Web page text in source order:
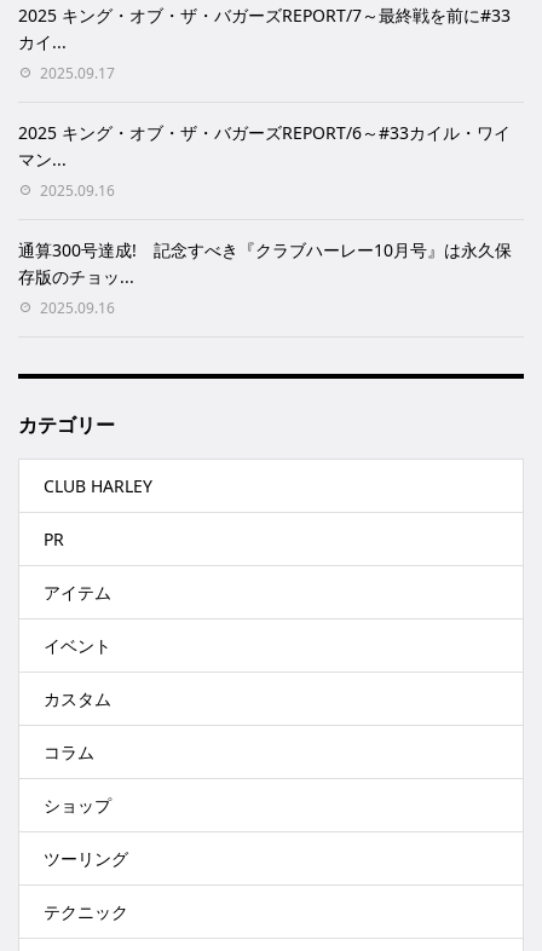
2025 キング・オブ・ザ・バガーズREPORT/7～最終戦を前に#33
カイ...
2025.09.17
2025 キング・オブ・ザ・バガーズREPORT/6～#33カイル・ワイ
マン...
2025.09.16
通算300号達成! 記念すべき『クラブハーレー10月号』は永久保
存版のチョッ...
2025.09.16
カテゴリー
CLUB HARLEY
PR
アイテム
イベント
カスタム
コラム
ショップ
ツーリング
テクニック